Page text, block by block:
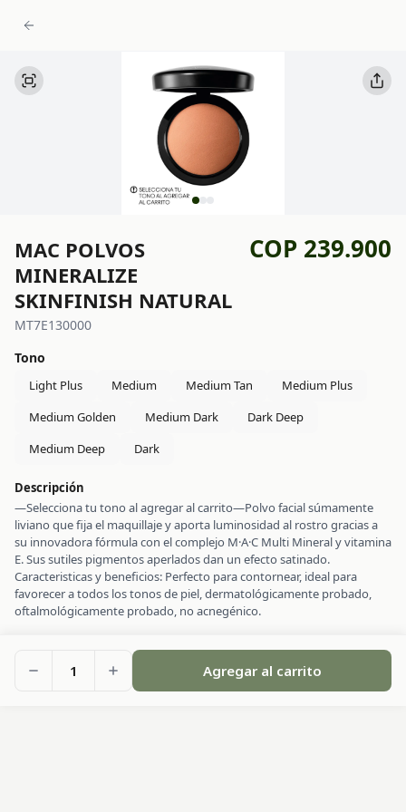
MAC POLVOS
MINERALIZE
SKINFINISH NATURAL
COP 239.900
MT7E130000
Tono
Light Plus Medium Medium Tan
Medium Plus
Medium Golden
Medium Dark
Dark Deep
Medium Deep
Dark
Descripción
—Selecciona tu tono al agregar al carrito—Polvo facial súmamente
liviano que fija el maquillaje y aporta luminosidad al rostro gracias a
su innovadora fórmula con el complejo M·A·C Multi Mineral y vitamina
E. Sus sutiles pigmentos aperlados dan un efecto satinado.
Caracteristicas y beneficios: Perfecto para contornear, ideal para
favorecer a todos los tonos de piel, dermatológicamente probado,
oftalmológicamente probado, no acnegénico.
1 Agregar al carrito